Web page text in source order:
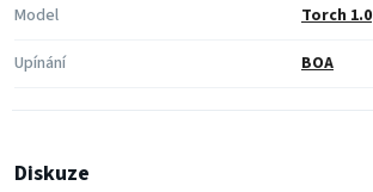
Model
Torch 1.0
Upínání
BOA
Diskuze